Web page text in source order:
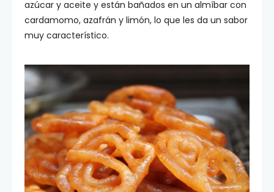
azúcar y aceite y están bañados en un almíbar con
cardamomo, azafrán y limón, lo que les da un sabor
muy característico.